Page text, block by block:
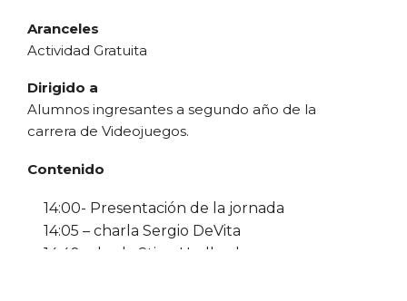
Aranceles
Actividad Gratuita
Dirigido a
Alumnos ingresantes a segundo año de la
carrera de Videojuegos.
Contenido
14:00- Presentación de la jornada
14:05 – charla Sergio DeVita
14:40- charla Stieg Hedlunb